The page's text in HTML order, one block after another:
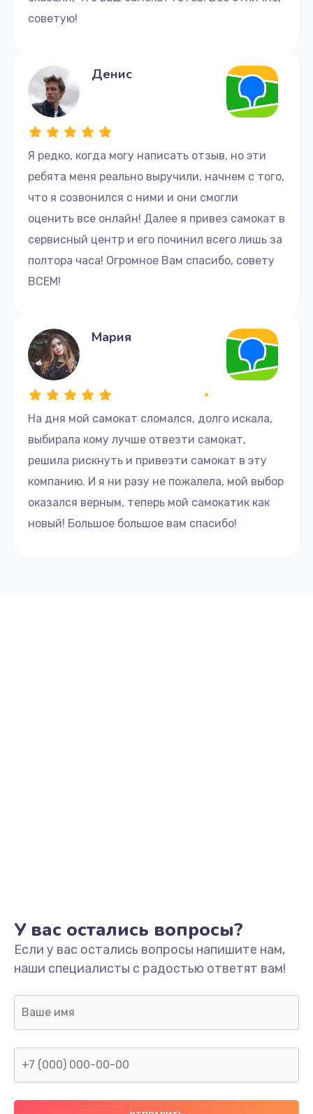
советую!
Я редко, когда могу написать отзыв, но эти
ребята меня реально выручили, начнем с того,
что я созвонился с ними и они смогли
оценить все онлайн! Далее я привез самокат в
сервисный центр и его починил всего лишь за
полтора часа! Огромное Вам спасибо, совету
ВСЕМ!
Денис
На дня мой самокат сломался, долго искала,
выбирала кому лучше отвезти самокат,
решила рискнуть и привезти самокат в эту
компанию. И я ни разу не пожалела, мой выбор
оказался верным, теперь мой самокатик как
новый! Большое большое вам спасибо!
Мария
У вас остались вопросы?
Если у вас остались вопросы напишите нам,
наши специалисты с радостью ответят вам!